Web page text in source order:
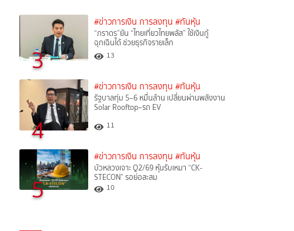
3
#ข่าวการเงิน การลงทุน #ทันหุ้น
“ภราดร”ยัน “ไทยเที่ยวไทยพลัส” ใช้เงินกู้
ฉุกเฉินได้ ช่วยธุรกิจรายเล็ก
13
4
#ข่าวการเงิน การลงทุน #ทันหุ้น
รัฐบาลทุ่ม 5–6 หมื่นล้าน เปลี่ยนผ่านพลังงาน
Solar Rooftop–รถ EV
11
5
#ข่าวการเงิน การลงทุน #ทันหุ้น
บัวหลวงเจาะ Q2/69 หุ้นรับเหมา “CK-
STECON” รอย่อสะสม
10